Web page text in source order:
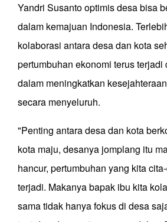
Yandri Susanto optimis desa bisa
dalam kemajuan Indonesia.
kolaborasi antara desa dan kota
pertumbuhan ekonomi terus terjadi
dalam meningkatkan
secara menyeluruh.
"Penting antara desa dan kota
kota maju, desanya jomplang itu
hancur, pertumbuhan yang kita
terjadi. Makanya bapak ibu kita
sama tidak hanya fokus di desa